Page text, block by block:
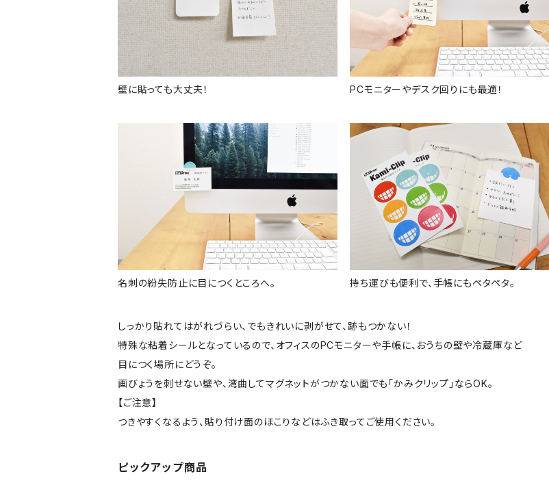
壁に貼っても大丈夫！ PCモニターやデスク回りにも最適！
名刺の紛失防止に目につくところへ。 持ち運びも便利で、手帳にもペタペタ。
しっかり貼れてはがれづらい、でもきれいに剥がせて、跡もつかない！
特殊な粘着シールとなっているので、オフィスのPCモニターや手帳に、おうちの壁や冷蔵庫など
目につく場所にどうぞ。
画びょうを刺せない壁や、湾曲してマグネットがつかない面でも「かみクリップ」ならOK。
【ご注意】
つきやすくなるよう、貼り付け面のほこりなどはふき取ってご使用ください。
ピックアップ商品